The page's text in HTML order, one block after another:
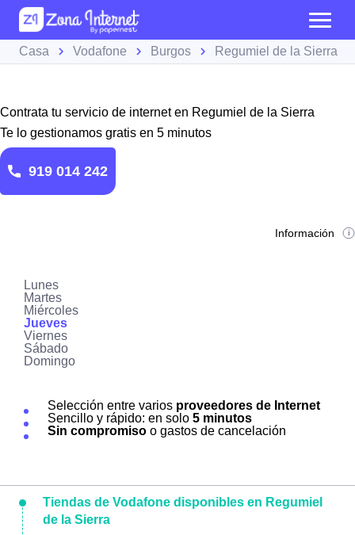
Casa Vodafone Burgos Regumiel de la Sierra
Contrata tu servicio de internet en Regumiel de la Sierra
Te lo gestionamos gratis en 5 minutos
919 014 242
Información
Lunes
Martes
Miércoles
Jueves
Viernes
Sábado
Domingo
Selección entre varios proveedores de Internet
Sencillo y rápido: en solo 5 minutos
Sin compromiso o gastos de cancelación
Tiendas de Vodafone disponibles en Regumiel
de la Sierra